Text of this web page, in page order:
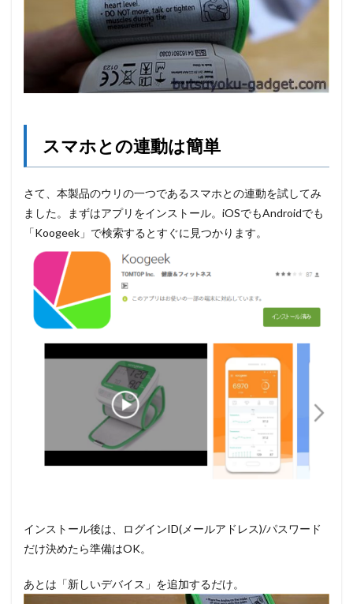
スマホとの連動は簡単
さて、本製品のウリの一つであるスマホとの連動を試してみ
ました。まずはアプリをインストール。iOSでもAndroidでも
「Koogeek」で検索するとすぐに見つかります。
インストール後は、ログインID(メールアドレス)/パスワード
だけ決めたら準備はOK。
あとは「新しいデバイス」を追加するだけ。